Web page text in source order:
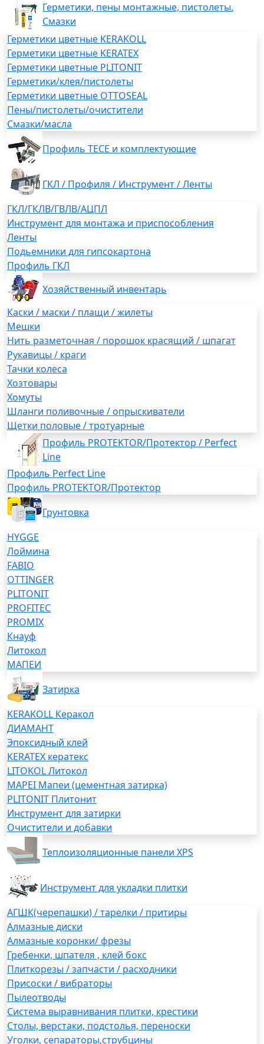
Герметики, пены монтажные, пистолеты.
Смазки
Герметики цветные KERAKOLL
Герметики цветные KERATEX
Герметики цветные PLITONIT
Герметики/клея/пистолеты
Герметики цветные OTTOSEAL
Пены/пистолеты/очистители
Смазки/масла
Профиль TECE и комплектующие
ГКЛ / Профиля / Инструмент / Ленты
ГКЛ/ГКЛВ/ГВЛВ/АЦПЛ
Инструмент для монтажа и приспособления
Ленты
Подьемники для гипсокартона
Профиль ГКЛ
Хозяйственный инвентарь
Каски / маски / плащи / жилеты
Мешки
Нить разметочная / порошок красящий / шпагат
Рукавицы / краги
Тачки колеса
Хозтовары
Хомуты
Шланги поливочные / опрыскиватели
Щетки половые / тротуарные
Профиль PROTEKTOR/Протектор / Perfect
Line
Профиль Perfect Line
Профиль PROTEKTOR/Протектор
Грунтовка
HYGGE
Лоймина
FABIO
OTTINGER
PLITONIT
PROFITEC
PROMIX
Кнауф
Литокол
МАПЕИ
Затирка
KERAKOLL Керакол
ДИАМАНТ
Эпоксидный клей
KERATEX кератекс
LITOKOL Литокол
MAPEI Мапеи (цементная затирка)
PLITONIT Плитонит
Инструмент для затирки
Очистители и добавки
Теплоизоляционные панели XPS
Инструмент для укладки плитки
АГШК(черепашки) / тарелки / притиры
Алмазные диски
Алмазные коронки/ фрезы
Гребенки, шпателя , клей бокс
Плиткорезы / запчасти / расходники
Присоски / вибраторы
Пылеотводы
Система выравнивания плитки, крестики
Столы, верстаки, подстолья, переноски
Уголки, сепараторы,струбцины